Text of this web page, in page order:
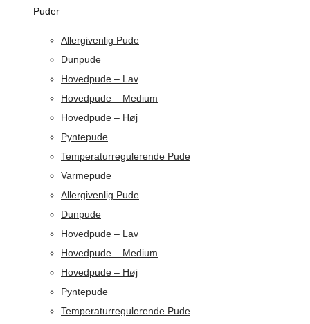
Puder
Allergivenlig Pude
Dunpude
Hovedpude – Lav
Hovedpude – Medium
Hovedpude – Høj
Pyntepude
Temperaturregulerende Pude
Varmepude
Allergivenlig Pude
Dunpude
Hovedpude – Lav
Hovedpude – Medium
Hovedpude – Høj
Pyntepude
Temperaturregulerende Pude